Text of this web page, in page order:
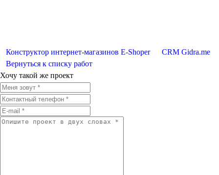
Конструктор интернет-магазинов E-Shoper
CRM Gidra.me
Вернуться к списку работ
Хочу такой же проект